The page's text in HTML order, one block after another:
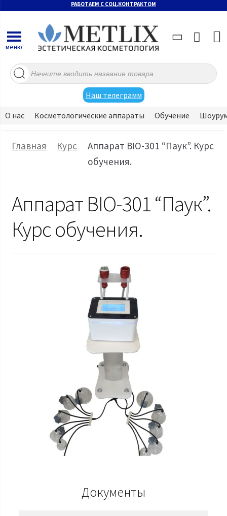
РАБОТАЕМ С СОЦ.КОНТРАКТОМ
Поиск
товаров
Наш телеграмм
меню
О нас Косметологические аппараты Обучение
Главная Курс
Аппарат BIO-301 “Паук”. Курс
обучения.
Аппарат BIO-301 “Паук”.
Курс обучения.
Документы